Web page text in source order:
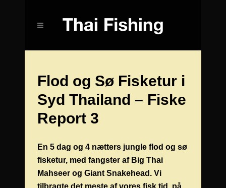
Flod og Sø Fisketur i
Syd Thailand – Fiske
Report 3
En 5 dag og 4 nætters jungle flod og sø
fisketur, med fangster af Big Thai
Mahseer og Giant Snakehead. Vi
tilbragte det meste af vores fisk tid, på